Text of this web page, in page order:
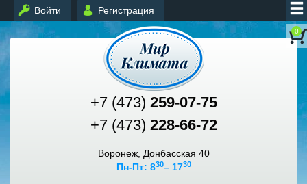
Войти Регистрация
0
+7 (473) 259-07-75
+7 (473) 228-66-72
Воронеж, Донбасская 40
Пн-Пт: 830– 1730